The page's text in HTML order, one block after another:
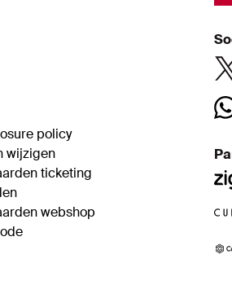
policy
wijzigen
ticketing
webshop